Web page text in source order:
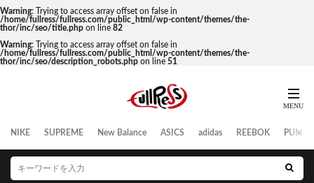
Warning: Trying to access array offset on false in
/home/fullress/fullress.com/public_html/wp-content/themes/the-
thor/inc/seo/title.php on line 82
Warning: Trying to access array offset on false in
/home/fullress/fullress.com/public_html/wp-content/themes/the-
thor/inc/seo/description_robots.php on line 51
NIKE SUPREME New Balance ASICS adidas REEBOK PUMA